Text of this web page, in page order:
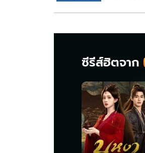
ซีรีส์ฮิตจาก